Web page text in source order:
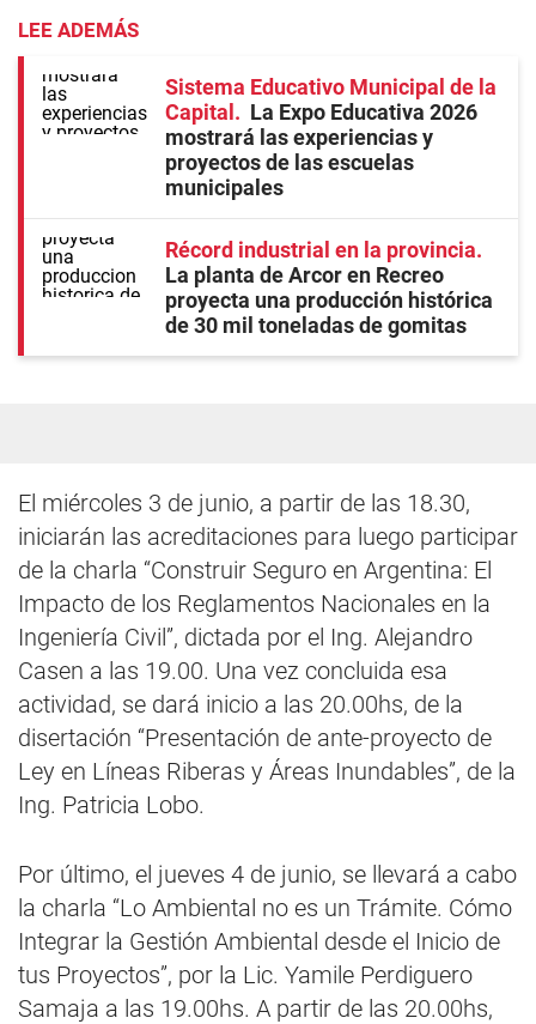
LEE ADEMÁS
Sistema Educativo Municipal de la
Capital
La Expo Educativa 2026
mostrará las experiencias y
proyectos de las escuelas
municipales
Récord industrial en la provincia
La planta de Arcor en Recreo
proyecta una producción histórica
de 30 mil toneladas de gomitas
El miércoles 3 de junio, a partir de las 18.30,
iniciarán las acreditaciones para luego participar
de la charla “Construir Seguro en Argentina: El
Impacto de los Reglamentos Nacionales en la
Ingeniería Civil”, dictada por el Ing. Alejandro
Casen a las 19.00. Una vez concluida esa
actividad, se dará inicio a las 20.00hs, de la
disertación “Presentación de ante-proyecto de
Ley en Líneas Riberas y Áreas Inundables”, de la
Ing. Patricia Lobo.
Por último, el jueves 4 de junio, se llevará a cabo
la charla “Lo Ambiental no es un Trámite. Cómo
Integrar la Gestión Ambiental desde el Inicio de
tus Proyectos”, por la Lic. Yamile Perdiguero
Samaja a las 19.00hs. A partir de las 20.00hs,